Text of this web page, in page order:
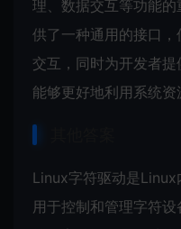
理、数据交互等功能
供了一种通用的接口
交互，同时为开发者
能够更好地利用系统资
Linux字符驱动是Linux
用于控制和管理字符